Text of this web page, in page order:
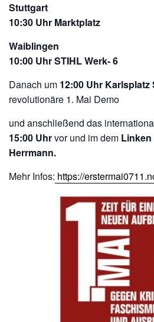
Stuttgart
10:30 Uhr Marktplatz
Waiblingen
10:00 Uhr STIHL Werk- 6
Danach um 12:00 Uhr Karlsplatz
revolutionäre 1. Mai Demo
und anschließend das
15:00 Uhrvor und im dem
Herrmann.
Mehr Infos: https://